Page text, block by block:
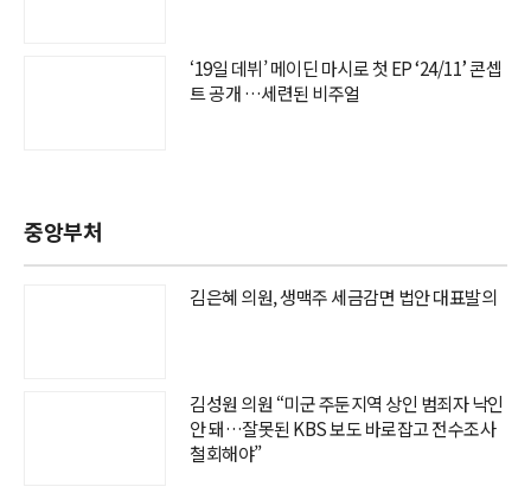
‘19일 데뷔’ 메이딘 마시로 첫 EP ‘24/11’ 콘셉
트 공개 …세련된 비주얼
중앙부처
김은혜 의원, 생맥주 세금감면 법안 대표발의
김성원 의원 “미군 주둔지역 상인 범죄자 낙인
안 돼…잘못된 KBS 보도 바로잡고 전수조사
철회해야”